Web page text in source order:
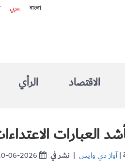
عربي বাংলা
الرأي الاقتصاد
العبارات
06-2026 نشر في |آواز دي وايس